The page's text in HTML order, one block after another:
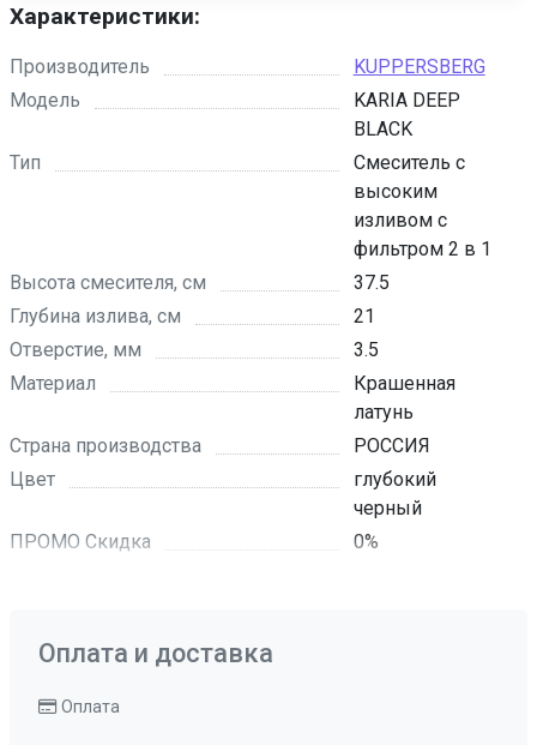
Характеристики:
Производитель
KUPPERSBERG
Модель
KARIA DEEP
BLACK
Тип
Смеситель с
высоким
изливом с
фильтром 2 в 1
Высота смесителя, см
37.5
Глубина излива, см
21
Отверстие, мм
3.5
Материал
Крашенная
латунь
Страна производства
РОССИЯ
Цвет
глубокий
черный
ПРОМО Скидка
0%
Оплата и доставка
Оплата